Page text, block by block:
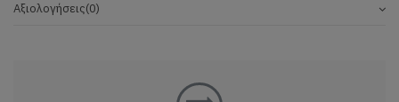
Αξιολογήσεις(0)